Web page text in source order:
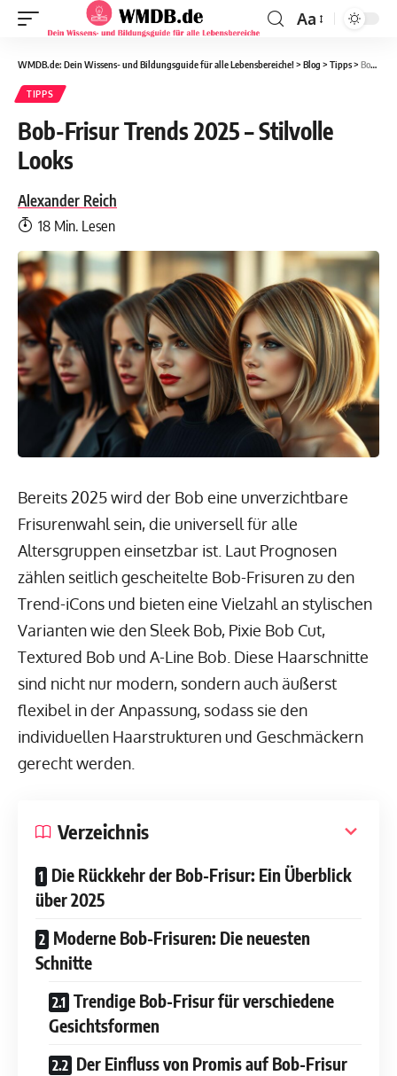
Aa
WMDB.de: Dein Wissens- und Bildungsguide für alle Lebensbereiche! > Blog > Tipps> Bob-Frisur Trends 2025 – Stilvolle Looks
TIPPS
Bob-Frisur Trends 2025 – Stilvolle
Looks
Alexander Reich
18 Min. Lesen
Bereits 2025 wird der Bob eine unverzichtbare
Frisurenwahl sein, die universell für alle
Altersgruppen einsetzbar ist. Laut Prognosen
zählen seitlich gescheitelte Bob-Frisuren zu den
Trend-iCons und bieten eine Vielzahl an stylischen
Varianten wie den Sleek Bob, Pixie Bob Cut,
Textured Bob und A-Line Bob. Diese Haarschnitte
sind nicht nur modern, sondern auch äußerst
flexibel in der Anpassung, sodass sie den
individuellen Haarstrukturen und Geschmäckern
gerecht werden.
Verzeichnis
Die Rückkehr der Bob-Frisur: Ein Überblick
über 2025
Moderne Bob-Frisuren: Die neuesten
Schnitte
Trendige Bob-Frisur für verschiedene
Gesichtsformen
Der Einfluss von Promis auf Bob-Frisur